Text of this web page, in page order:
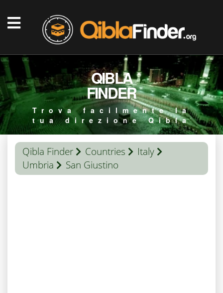
QIBLA
FINDER
Trova facilmente la
tua direzione Qibla
Qibla Finder Countries
Italy
Umbria
San Giustino